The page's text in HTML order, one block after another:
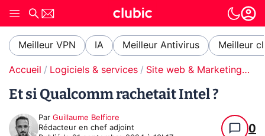
Meilleur VPN IA Meilleur Antivirus Meilleur
Accueil Logiciels & services Site web & Marketing Digital
Et si Qualcomm rachetait Intel ?
Par Guillaume Belfiore
Rédacteur en chef adjoint
0